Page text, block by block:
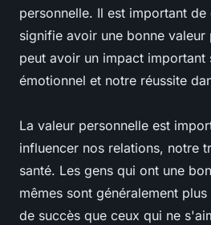
personnelle. Il est important
signifie avoir une bonne valeur
peut avoir un impact important
émotionnel et notre réussite
La valeur personnelle est
influencer nos relations, notre
santé. Les gens qui ont une
mêmes sont généralement
de succès que ceux qui ne